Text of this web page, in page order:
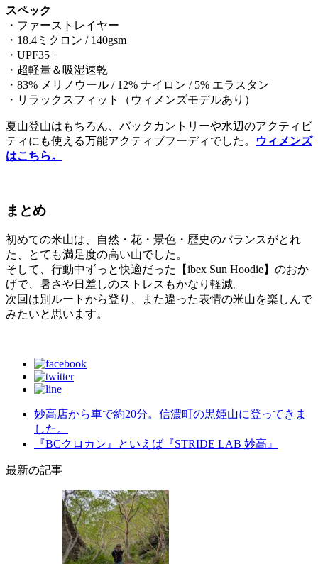
スペック
・ファーストレイヤー
・18.4ミクロン / 140gsm
・UPF35+
・超軽量＆吸湿速乾
・83% メリノウール / 12% ナイロン / 5% エラスタン
・リラックスフィット（ウィメンズモデルあり）
夏山登山はもちろん、バックカントリーや水辺のアクティビ
ティにも使える万能アクティブフーディでした。
ウィメンズ
はこちら。
まとめ
初めての米山は、自然・花・景色・歴史のバランスがとれ
た、とても満足度の高い山でした。
そして、行動中ずっと快適だった【ibex Sun Hoodie】のおか
げで、暑さや日差しのストレスもかなり軽減。
次回は別ルートから登り、また違った表情の米山を楽しんで
みたいと思います。
妙高店から車で約20分。信濃町の黒姫山に登ってきま
した。
『BCクロカン』といえば『STRIDE LAB 妙高』
最新の記事